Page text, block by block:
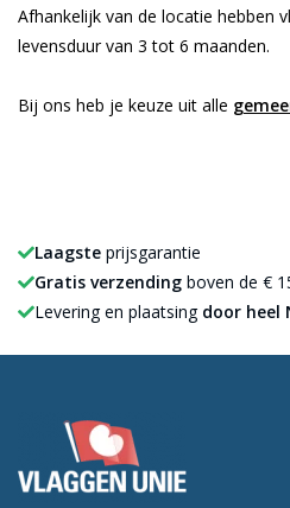
Afhankelijk van de locatie hebben
levensduur van 3 tot 6 maanden.
Bij ons heb je keuze uit alle
Laagste prijsgarantie
Gratis verzending boven de €
Levering en plaatsing door heel